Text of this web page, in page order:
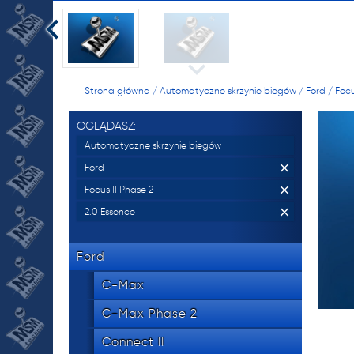
tel. 534
oraz
NR
oraz
Strona główna /Automatyczne skrzynie biegów / Ford /
OGLĄDASZ:
Automatyczne skrzynie biegów
Ford
Focus II Phase 2
2.0 Essence
Ford
C-Max
C-Max Phase 2
Connect II